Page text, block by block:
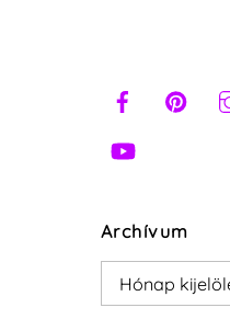
Archívum
Archívum